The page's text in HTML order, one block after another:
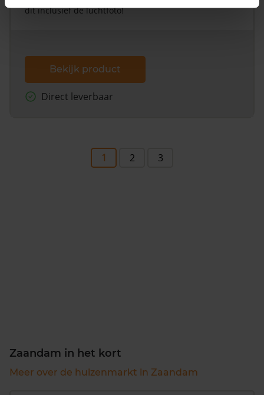
dit inclusief de luchtfoto!
Bekijk product
Direct leverbaar
1 2 3
Zaandam in het kort
Meer over de huizenmarkt in Zaandam